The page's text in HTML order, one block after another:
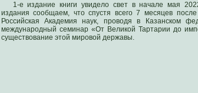
1-е издание книги увидело свет в начале мая
издания сообщаем, что спустя всего 7 месяцев
Российская Академия наук, проводя в Казанском
международный семинар «От Великой Тартарии до
существование этой мировой державы.